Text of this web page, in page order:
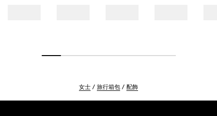
女士 旅行箱包 配飾